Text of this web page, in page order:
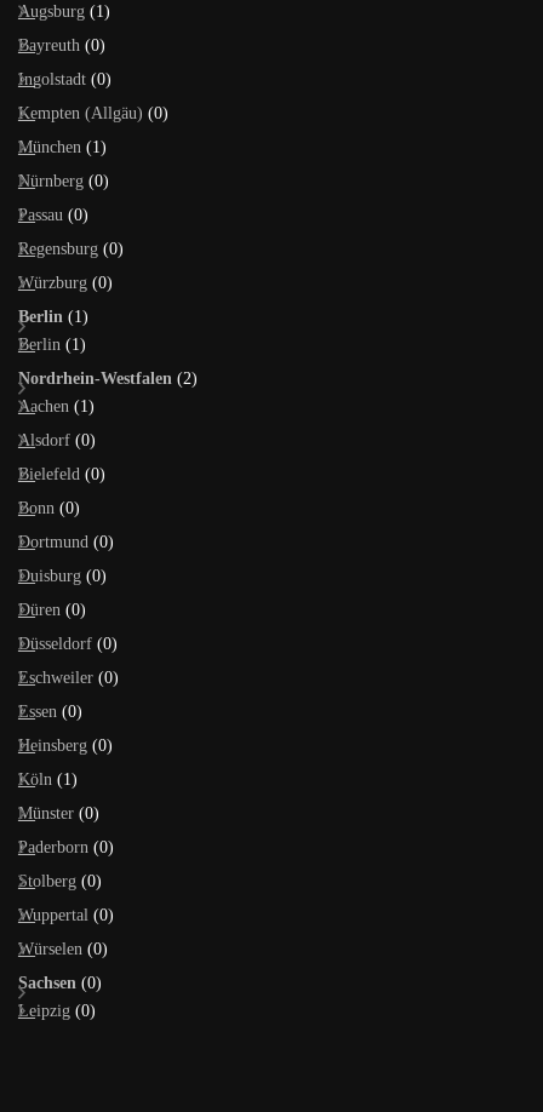
Augsburg (1)
Bayreuth (0)
Ingolstadt (0)
Kempten (Allgäu) (0)
München (1)
Nürnberg (0)
Passau (0)
Regensburg (0)
Würzburg (0)
Berlin (1)
Berlin (1)
Nordrhein-Westfalen (2)
Aachen (1)
Alsdorf (0)
Bielefeld (0)
Bonn (0)
Dortmund (0)
Duisburg (0)
Düren (0)
Düsseldorf (0)
Eschweiler (0)
Essen (0)
Heinsberg (0)
Köln (1)
Münster (0)
Paderborn (0)
Stolberg (0)
Wuppertal (0)
Würselen (0)
Sachsen (0)
Leipzig (0)